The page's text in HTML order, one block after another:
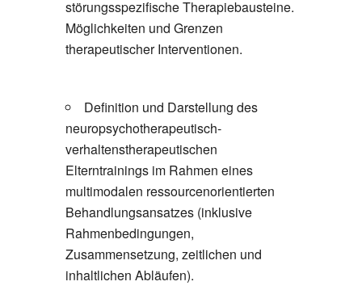
störungsspezifische Therapiebausteine.
Möglichkeiten und Grenzen
therapeutischer Interventionen.
Definition und Darstellung des
neuropsychotherapeutisch-
verhaltenstherapeutischen
Elterntrainings im Rahmen eines
multimodalen ressourcenorientierten
Behandlungsansatzes (inklusive
Rahmenbedingungen,
Zusammensetzung, zeitlichen und
inhaltlichen Abläufen).